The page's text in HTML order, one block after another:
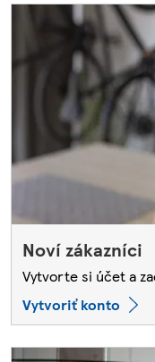
Noví zákazníci
Vytvorte si účet a
Vytvoriť konto